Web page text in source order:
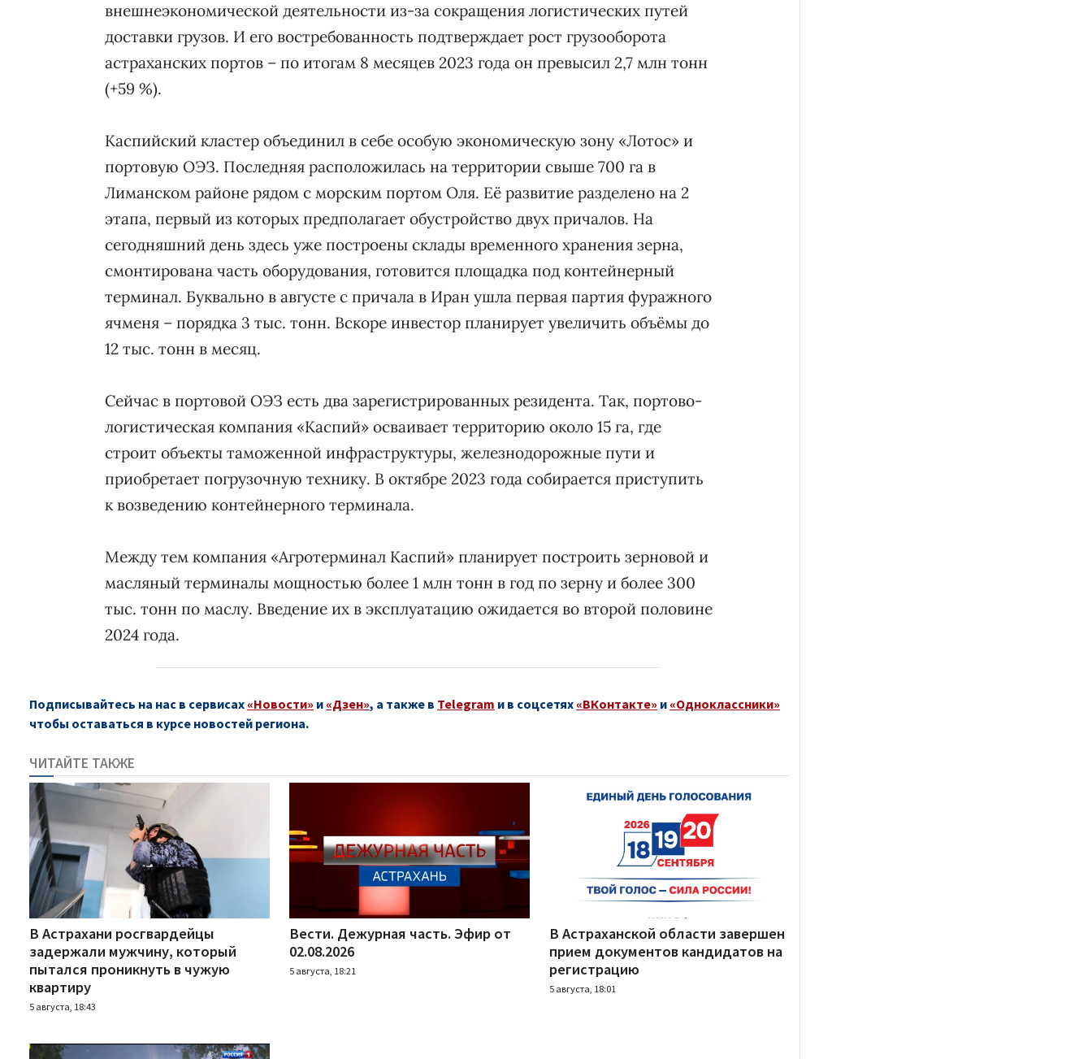
внешнеэкономической деятельности из-за сокращения логистических путей
доставки грузов. И его востребованность подтверждает рост грузооборота
астраханских портов – по итогам 8 месяцев 2023 года он превысил 2,7 млн тонн
(+59 %).
Каспийский кластер объединил в себе особую экономическую зону «Лотос» и
портовую ОЭЗ. Последняя расположилась на территории свыше 700 га в
Лиманском районе рядом с морским портом Оля. Её развитие разделено на 2
этапа, первый из которых предполагает обустройство двух причалов. На
сегодняшний день здесь уже построены склады временного хранения зерна,
смонтирована часть оборудования, готовится площадка под контейнерный
терминал. Буквально в августе с причала в Иран ушла первая партия фуражного
ячменя – порядка 3 тыс. тонн. Вскоре инвестор планирует увеличить объёмы до
12 тыс. тонн в месяц.
Сейчас в портовой ОЭЗ есть два зарегистрированных резидента. Так, портово-
логистическая компания «Каспий» осваивает территорию около 15 га, где
строит объекты таможенной инфраструктуры, железнодорожные пути и
приобретает погрузочную технику. В октябре 2023 года собирается приступить
к возведению контейнерного терминала.
Между тем компания «Агротерминал Каспий» планирует построить зерновой и
масляный терминалы мощностью более 1 млн тонн в год по зерну и более 300
тыс. тонн по маслу. Введение их в эксплуатацию ожидается во второй половине
2024 года.
Подписывайтесь на нас в сервисах «Новости» и «Дзен», а также в Telegram и в соцсетях «ВКонтакте» и «Одноклассники»
чтобы оставаться в курсе новостей региона.
ЧИТАЙТЕ ТАКЖЕ
В Астрахани росгвардейцы
задержали мужчину, который
пытался проникнуть в чужую
квартиру
5 августа, 18:43
Вести. Дежурная часть. Эфир от
02.08.2026
5 августа, 18:21
В Астраханской области завершен
прием документов кандидатов на
регистрацию
5 августа, 18:01